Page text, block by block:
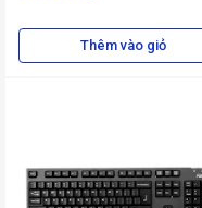
Thêm vào giỏ